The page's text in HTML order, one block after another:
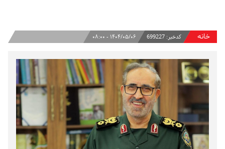
خانه کدخبر: 699227 ۱۴۰۴/۰۵/۰۶ - ۰۸:۰۰